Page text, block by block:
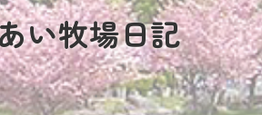
い牧場日記